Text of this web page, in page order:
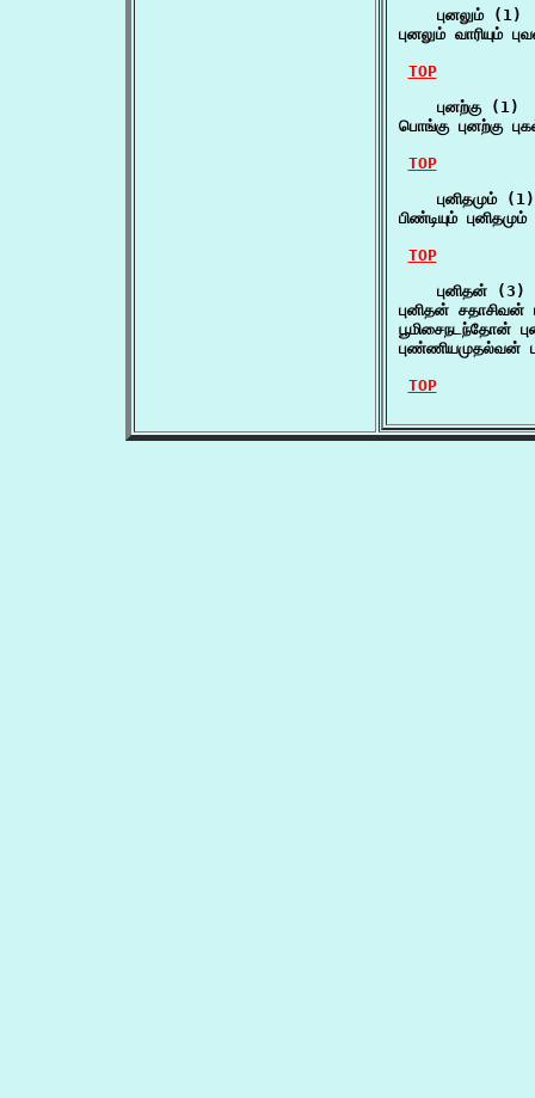
    புனலும் (1)
புனலும் வாரியும்
TOP
    புனற்கு (1)
பொங்கு புனற்கு
TOP
    புனிதமும் (1)
பிண்டியும்
TOP
    புனிதன் (3)
புனிதன்
பூமிசைநடந்தோன்
TOP